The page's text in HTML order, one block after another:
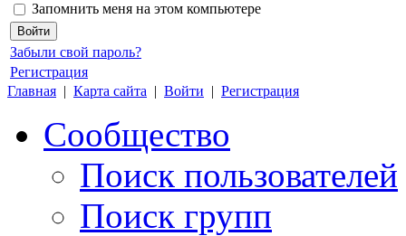
Запомнить меня на этом компьютере
Забыли свой пароль?
Регистрация
Главная | Карта сайта | Войти | Регистрация
Сообщество
Поиск пользователей
Поиск групп